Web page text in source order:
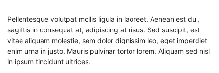
Pellentesque volutpat mollis ligula in laoreet. Aenean est dui,
sagittis in consequat at, adipiscing at risus. Sed suscipit, est
vitae aliquam molestie, sem dolor dignissim leo, eget imperdiet
enim urna in justo. Mauris pulvinar tortor lorem. Aliquam sed nisl
in ipsum tincidunt ultrices.